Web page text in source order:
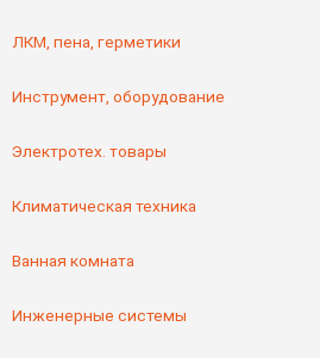
ЛКМ, пена, герметики
Инструмент, оборудование
Электротех. товары
Климатическая техника
Ванная комната
Инженерные системы